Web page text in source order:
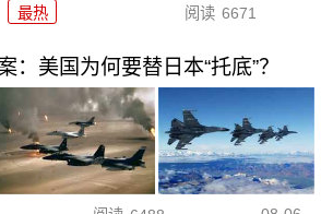
最热 阅读 6671
：美国为何要替日本“托底”？